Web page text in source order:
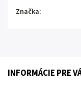
Značka:
INFORMÁCIE PRE